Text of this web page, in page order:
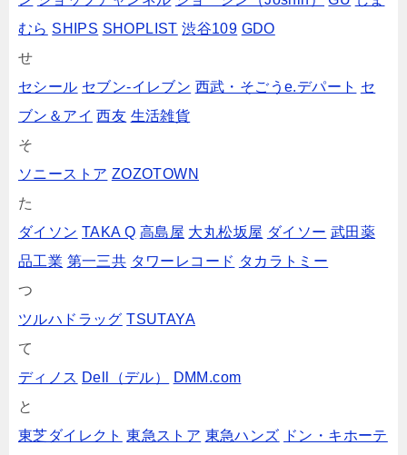
むら SHIPS SHOPLIST 渋谷109 GDO
せ
セシール セブン‐イレブン 西武・そごうe.デパート セ
ブン＆アイ 西友 生活雑貨
そ
ソニーストア ZOZOTOWN
た
ダイソン TAKA Q 高島屋 大丸松坂屋 ダイソー 武田薬
品工業 第一三共 タワーレコード タカラトミー
つ
ツルハドラッグ TSUTAYA
て
ディノス Dell（デル）
DMM.com
と
東芝ダイレクト 東急ストア 東急ハンズ ドン・キホーテ